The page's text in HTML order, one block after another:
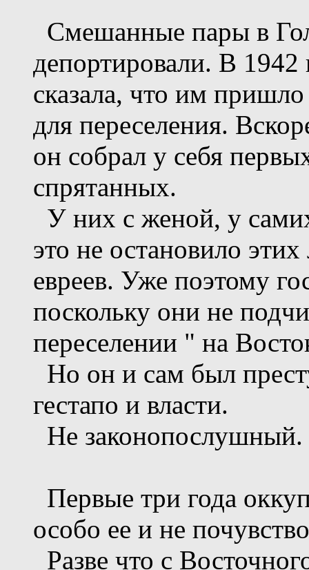
Смешанные пары в
депортировали. В 1942
сказала, что им
для переселения.
он собрал у себя
спрятанных.
У них с женой, у
это не остановило
евреев. Уже поэтому
поскольку они не
переселении " на
Но он и сам был
гестапо и власти.
Не законопослушный.
Первые три года
особо ее и не
Разве что с